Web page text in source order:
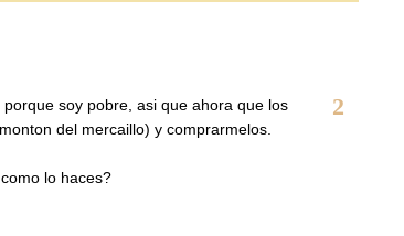
2
soy pobre, asi que ahora que los
del mercaillo) y comprarmelos.
lo haces?